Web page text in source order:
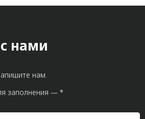
нами
нам.
заполнения — *